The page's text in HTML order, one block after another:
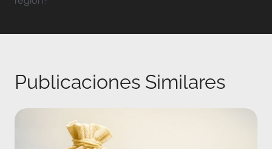
Publicaciones Similares